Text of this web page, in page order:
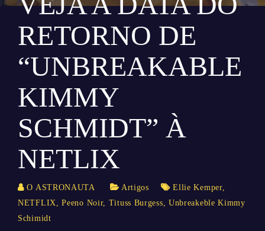
RETORNO DE
“UNBREAKABLE
KIMMY
SCHMIDT” À
NETLIX
O ASTRONAUTA Artigos Ellie Kemper,
NETFLIX,Peeno Noir, Tituss Burgess, Unbreakeble Kimmy
Schimidt